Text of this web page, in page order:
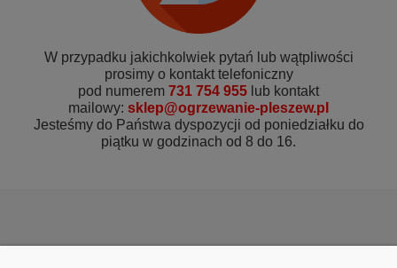
W przypadku jakichkolwiek pytań lub wątpliwości
prosimy o kontakt telefoniczny
pod numerem 731 754 955 lub kontakt
mailowy: sklep@ogrzewanie-pleszew.pl
Jesteśmy do Państwa dyspozycji od poniedziałku do
piątku w godzinach od 8 do 16.